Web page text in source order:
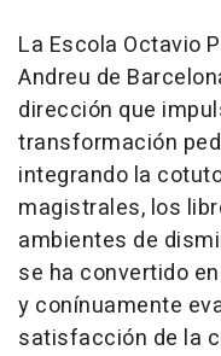
La Escola Octavio
Andreu de
dirección que
transformación
integrando la
magistrales, los
ambientes de
se ha convertido
y conínuamente
satisfacción de la